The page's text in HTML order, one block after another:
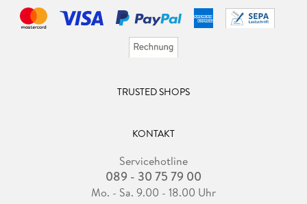
TRUSTED SHOPS
KONTAKT
Servicehotline
089 - 30 75 79 00
Mo. - Sa. 9.00 - 18.00 Uhr